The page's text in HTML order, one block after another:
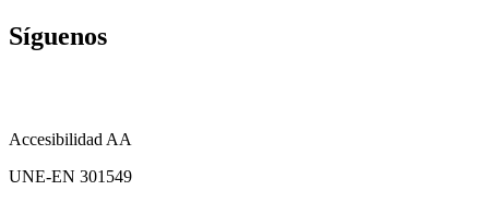
Síguenos
Accesibilidad AA
UNE-EN 301549